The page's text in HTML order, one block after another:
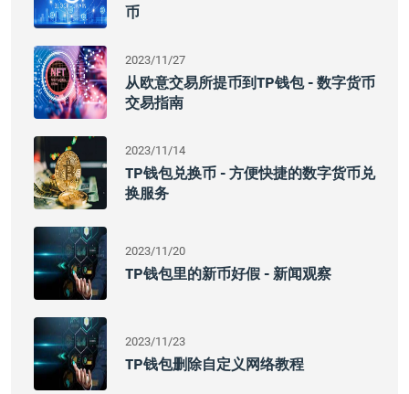
币
2023/11/27
从欧意交易所提币到TP钱包 - 数字货币
交易指南
2023/11/14
TP钱包兑换币 - 方便快捷的数字货币兑
换服务
2023/11/20
TP钱包里的新币好假 - 新闻观察
2023/11/23
TP钱包删除自定义网络教程